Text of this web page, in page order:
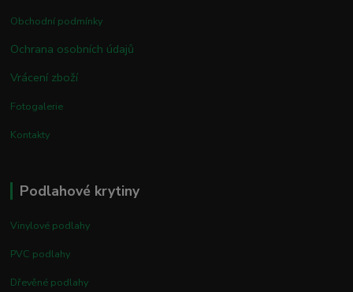
Obchodní podmínky
Ochrana osobních údajů
Vrácení zboží
Fotogalerie
Kontakty
Podlahové krytiny
Vinylové podlahy
PVC podlahy
Dřevěné podlahy